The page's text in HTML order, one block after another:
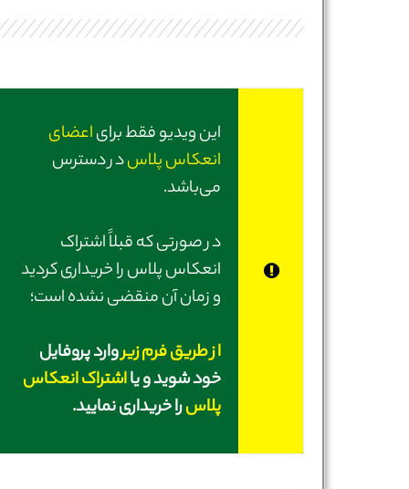
این ویدیو فقط برایاعضای
انعکاس پلاسدر دسترس
می‌باشد.
در صورتی‌ که قبلاً اشتراک
انعکاس پلاس را خریداری کردید
و زمان آن منقضی نشده است؛
از طریق فرم زیروارد پروفایل
خود شوید و یااشتراک انعکاس
پلاسرا خریداری نمایید.